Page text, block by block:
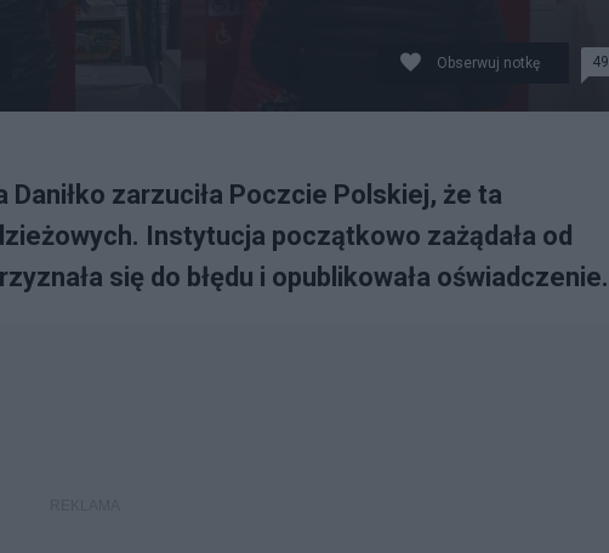
Obserwuj notkę 49
zarzuciła Poczcie Polskiej, że ta
Instytucja początkowo zażądała od
się do błędu i opublikowała oświadczenie.